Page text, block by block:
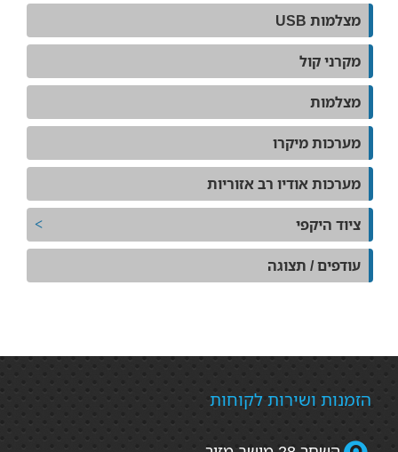
מצלמות USB
מקרני קול
מצלמות
מערכות מיקרו
מערכות אודיו רב אזוריות
ציוד היקפי
עודפים / תצוגה
הזמנות ושירות לקוחות